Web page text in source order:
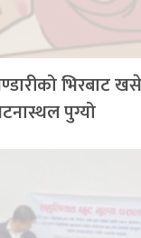
भिरबाट
पुग्यो